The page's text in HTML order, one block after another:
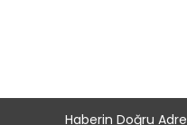
Haberin Doğru